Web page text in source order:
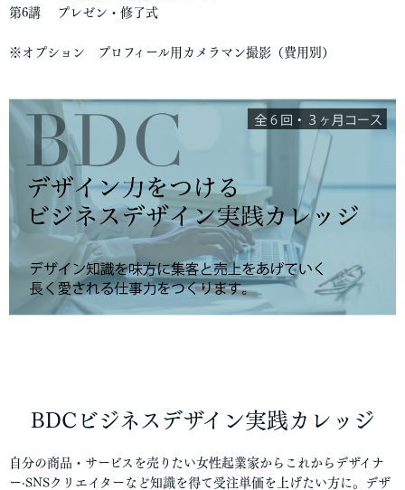
第6講 プレゼン・修了式
※オプション プロフィール用カメラマン撮影（費用別）
BDCビジネスデザイン実践カレッジ
自分の商品・サービスを売りたい女性起業家からこれからデザイナ
ー·SNSクリエイターなど知識を得て受注単価を上げたい方に。デザ